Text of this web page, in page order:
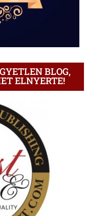
BLOG,
ELNYERTE!